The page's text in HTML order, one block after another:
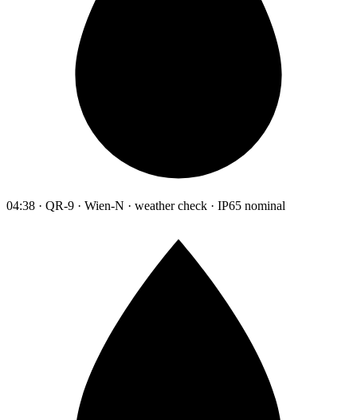
04:38 · QR-9 · Wien-N · weather check · IP65 nominal